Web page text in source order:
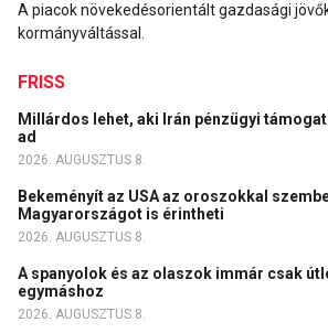
A piacok növekedésorientált gazdasági
kormányváltással.
FRISS
Millárdos lehet, aki Irán pénzügyi
ad
2026. AUGUSZTUS 8.
Bekeményít az USA az oroszokkal
Magyarországot is érintheti
2026. AUGUSZTUS 8.
A spanyolok és az olaszok immár csak
egymáshoz
2026. AUGUSZTUS 8.